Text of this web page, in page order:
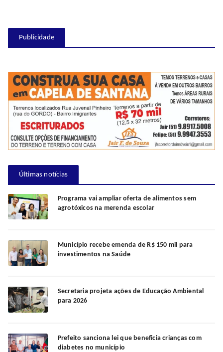
Publicidade
Últimas notícias
Programa vai ampliar oferta de alimentos sem
agrotóxicos na merenda escolar
Município recebe emenda de R$ 150 mil para
investimentos na Saúde
Secretaria projeta ações de Educação Ambiental
para 2026
Prefeito sanciona lei que beneficia crianças com
diabetes no município